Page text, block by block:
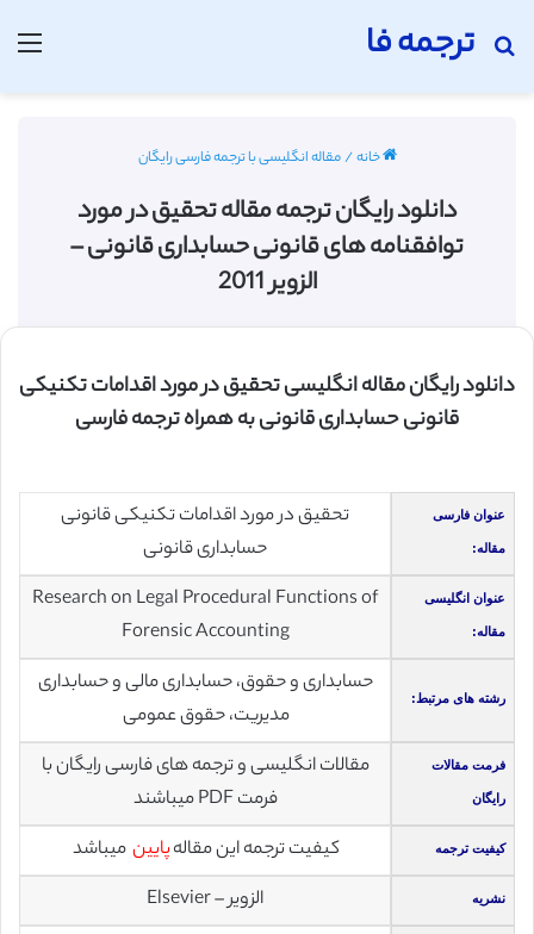
ترجمه فا
جستجو برای
خانه/مقاله انگلیسی با ترجمه فارسی رایگان
دانلود رایگان ترجمه مقاله تحقیق در مورد
توافقنامه های قانونی حسابداری قانونی –
الزویر 2011
دانلود رایگان مقاله انگلیسی تحقیق در مورد اقدامات تکنیکی
قانونی حسابداری قانونی به همراه ترجمه فارسی
عنوان فارسی
مقاله:
تحقیق در مورد اقدامات تکنیکی قانونی
حسابداری قانونی
عنوان انگلیسی
مقاله:
Research on Legal Procedural Functions of
Forensic Accounting
رشته های مرتبط:
حسابداری و حقوق، حسابداری مالی و حسابداری
مدیریت، حقوق عمومی
فرمت مقالات
رایگان
مقالات انگلیسی و ترجمه های فارسی رایگان با
فرمت PDF میباشند
کیفیت ترجمه کیفیت ترجمه این مقالهپایین میباشد
نشریه الزویر – Elsevier